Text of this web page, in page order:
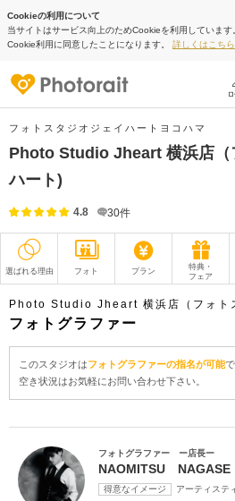
Cookieの利用について
当サイトはサービス向上のためCookieを利用しています
Cookie利用に同意したことになります。 詳しくはこちら
フォトスタジオジェイハートヨコハマ
Photo Studio Jheart 横浜店（
ハート)
4.8 30件
選ばれる理由 フォト プラン
特典・
フェア
撮影レポート
オプション
こだわりポイント
Photo Studio Jheart 横浜店（フォト
フォトグラファー
このスタジオはフォトグラファーの指名が可能で
空き状況はお気軽にお問い合わせ下さい。
フォトグラファー ー店長ー
NAOMITSU NAGASE
得意なイメージ
アーティステ